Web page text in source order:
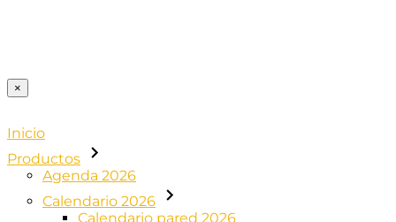
×
Inicio
Productos
Agenda 2026
Calendario 2026
Calendario pared 2026